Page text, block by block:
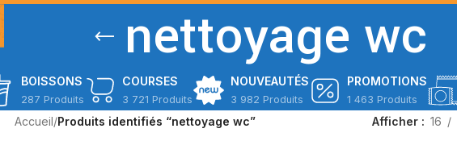
nettoyage wc
BOISSONS
287 Produits
COURSES
3 721 Produits
NOUVEAUTÉS
3 982 Produits
PROMOTIONS
1 463 Produits
Accueil/Produits identifiés “nettoyage wc” Afficher 16